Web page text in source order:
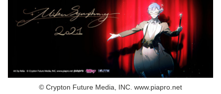
© Crypton Future Media, INC. www.piapro.net